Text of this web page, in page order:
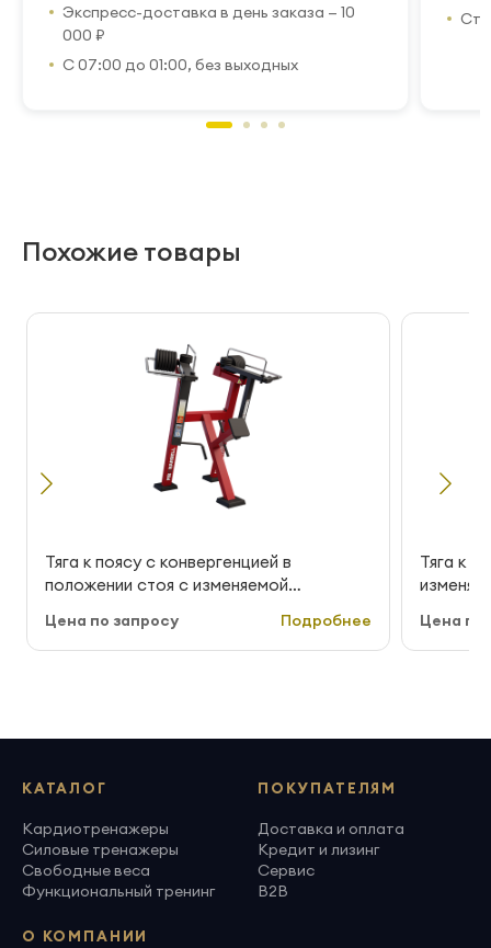
Экспресс-доставка в день заказа — 10
000 ₽
С 07:00 до 01:00, без выходных
Похожие товары
Тяга к поясу с конвергенцией в
положении стоя с изменяемой
7.53E
Цена по запросу Подробнее
Тяга к
Цена по
КАТАЛОГ
Кардиотренажеры
Силовые тренажеры
Свободные веса
Функциональный тренинг
ПОКУПАТЕЛЯМ
Доставка и оплата
Кредит и лизинг
Сервис
B2B
О КОМПАНИИ